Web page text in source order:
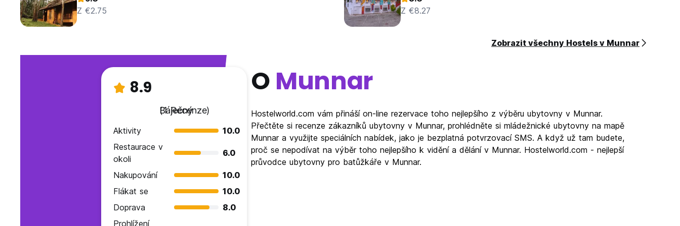
Z €2.75
Z €8.27
Zobrazit všechny Hostels v Munnar
8.9
Báječný
(1 Recenze)
Aktivity
10.0
Restaurace v
okoli
6.0
Nakupování
10.0
Flákat se
10.0
Doprava
8.0
Prohlížení
O Munnar
Hostelworld.com vám přináší on-line rezervace toho nejlepšího z výběru ubytovny v Munnar.
Přečtěte si recenze zákazníků ubytovny v Munnar, prohlédněte si mládežnické ubytovny na mapě
Munnar a využijte speciálních nabídek, jako je bezplatná potvrzovací SMS. A když už tam budete,
proč se nepodívat na výběr toho nejlepšího k vidění a dělání v Munnar. Hostelworld.com - nejlepší
průvodce ubytovny pro batůžkáře v Munnar.